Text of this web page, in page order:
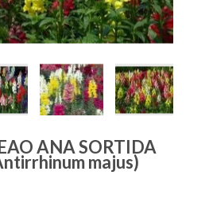
ANA SORTIDA
majus)